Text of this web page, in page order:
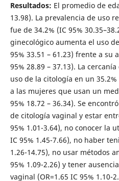
Resultados: El promedio de
13.98). La prevalencia de uso
fue de 34.2% (IC 95%
ginecológico aumenta el uso
95% 33.51 – 61.23) frente a su
95% 28.89 – 37.13). La
uso de la citología en un
a las mujeres que usan un
95% 18.72 – 36.34). Se
de citología vaginal y estar
95% 1.01-3.64), no conocer la
IC 95% 1.45-7.66), no haber
1.26-14.75), no usar métodos
95% 1.09-2.26) y tener
vaginal (OR=1.65 IC 95% 1.10-